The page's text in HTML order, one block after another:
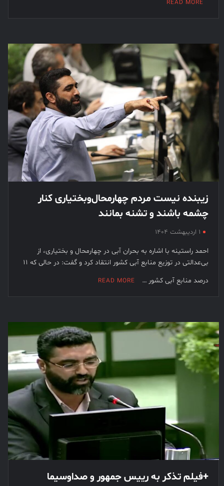
READ MORE
زیبنده نیست مردم چهارمحال‌وبختیاری کنار
چشمه باشند و تشنه بمانند
۱ اردیبهشت ۱۴۰۴
احمد راستینه با اشاره به بحران آبی در چهارمحال و بختیاری، از
بی‌عدالتی در توزیع منابع آبی کشور انتقاد کرد و گفت: در حالی که ۱۱
درصد منابع آبی کشور …
READ MORE
+فیلم تذکر به رییس جمهور و صداوسیما